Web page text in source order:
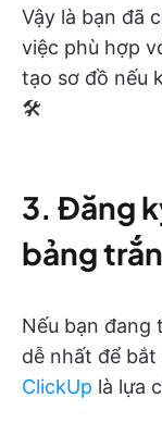
Vậy là bạn đã
việc phù hợp
tạo sơ đồ nếu
🛠️
3. Đăng
bảng
Nếu bạn đang
dễ nhất để
ClickUp là lựa